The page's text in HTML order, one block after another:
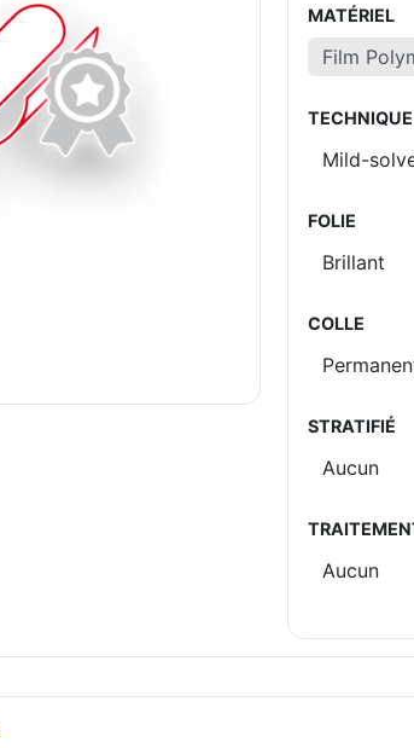
MATÉRIEL
FOLIE
COLLE
STRATIFIÉ